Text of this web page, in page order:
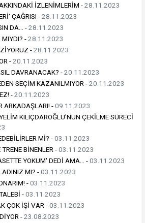
İZLENİMLERİM -28.11.2023
ÇAĞRISI -28.11.2023
DA… -28.11.2023
MIYDI? -28.11.2023
-28.11.2023
-20.11.2023
DAVRANACAK? -20.11.2023
SEÇİM KAZANILMIYOR -20.11.2023
-20.11.2023
ARKADAŞLARI! -09.11.2023
KILIÇDAROĞLU'NUN ÇEKİLME SÜRECİ
Mİ? -03.11.2023
BİNENLER -03.11.2023
YOKUM' DEDİ AMA… -03.11.2023
MI? -03.11.2023
-03.11.2023
-03.11.2023
ÇOK İŞİ VAR -03.11.2023
-23.08.2023